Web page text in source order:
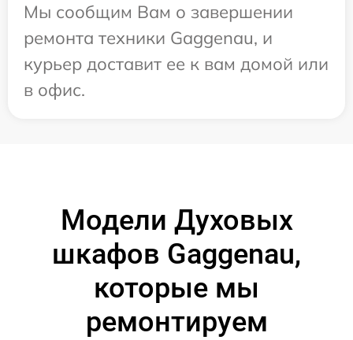
Мы сообщим Вам о завершении
ремонта техники Gaggenau, и
курьер доставит ее к вам домой или
в офис.
Модели Духовых
шкафов Gaggenau,
которые мы
ремонтируем